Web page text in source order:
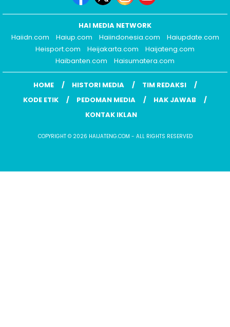
HAI MEDIA NETWORK
Haiidn.com
Haiup.com Haiindonesia.com
Haiupdate.com
Heisport.com
Heijakarta.com
Haijateng.com
Haibanten.com
Haisumatera.com
HOME HISTORI MEDIA
TIM REDAKSI
KODE ETIK
PEDOMAN MEDIA
HAK JAWAB
KONTAK IKLAN
COPYRIGHT © 2026 HAIJATENG.COM - ALL RIGHTS RESERVED